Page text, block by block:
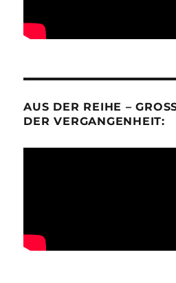
AUS DER REIHE –
ER VERGANGENHEIT: